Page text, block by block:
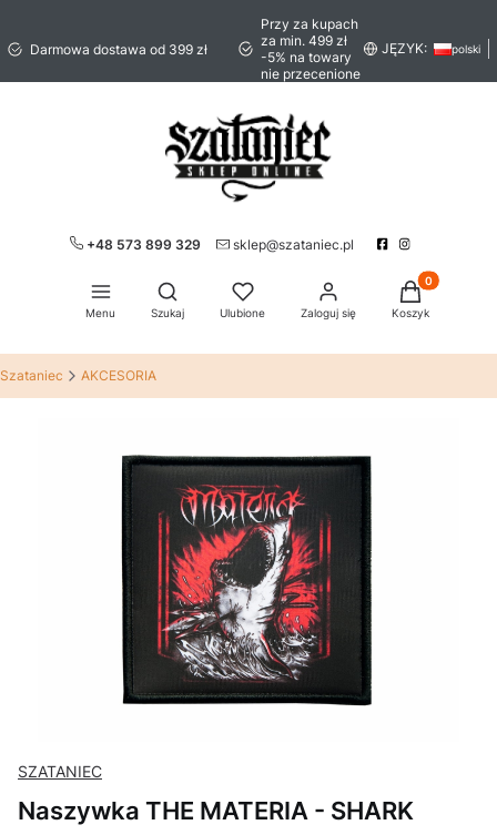
Darmowa dostawa od 399 zł
Przy za kupach
za min. 499 zł
-5% na towary
nie przecenione
JĘZYK: polski
+48 573 899 329 sklep@szataniec.pl
Menu
Otwórz wyszukiwarkę
Szukaj Ulubione Zaloguj się
Produkty w
Koszyk
Szataniec AKCESORIA
SZATANIEC
Naszywka THE MATERIA - SHARK